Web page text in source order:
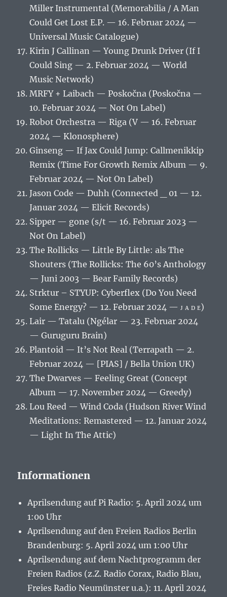
Miller Instrumental (Memorabilia / A Man
Could Get Lost E.P. — 16. Februar 2024 —
Universal Music Catalogue)
Kirin J Callinan — Young Drunk Driver (If I
Could Sing — 2. Februar 2024 — World
Music Network)
MRFY + Laibach — Poskočna (Poskočna —
10. Februar 2024 — Not On Label)
Robot Orchestra — Riga (V — 16. Februar
2024 — Klonosphere)
Ginseng — If Jax Could Jump: Callmenikkip
Remix (Time For Growth Remix Album — 9.
Februar 2024 — Not On Label)
Jason Code — Duhh (Connected _ 01 — 12.
Januar 2024 — Elicit Records)
Sipper — gone (s/t — 16. Februar 2023 —
Not On Label)
The Rollicks — Little By Little: als The
Shouters (The Rollicks: The 60’s Anthology
— Juni 2003 — Bear Family Records)
Strktur – STYUP: Cyberflex (Do You Need
Some Energy? — 12. Februar 2024 — ᴊ ᴀ ᴅ ᴇ)
Lair — Tatalu (Ngélar — 23. Februar 2024
— Guruguru Brain)
Plantoid — It’s Not Real (Terrapath — 2.
Februar 2024 — [PIAS] / Bella Union UK)
The Dwarves — Feeling Great (Concept
Album — 17. November 2024 — Greedy)
Lou Reed — Wind Coda (Hudson River Wind
Meditations: Remastered — 12. Januar 2024
— Light In The Attic)
Informationen
Aprilsendung auf Pi Radio: 5. April 2024 um
1:00 Uhr
Aprilsendung auf den Freien Radios Berlin
Brandenburg: 5. April 2024 um 1:00 Uhr
Aprilsendung auf dem Nachtprogramm der
Freien Radios (z.Z. Radio Corax, Radio Blau,
Freies Radio Neumünster u.a.): 11. April 2024